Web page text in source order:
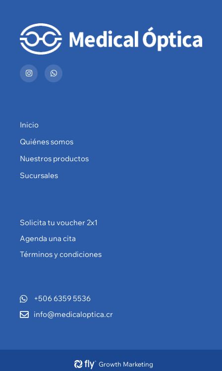
Inicio
Quiénes somos
Nuestros productos
Sucursales
Solicita tu voucher 2x1
Agenda una cita
Términos y condiciones
+506 6359 5536
info@medicaloptica.cr
Growth Marketing